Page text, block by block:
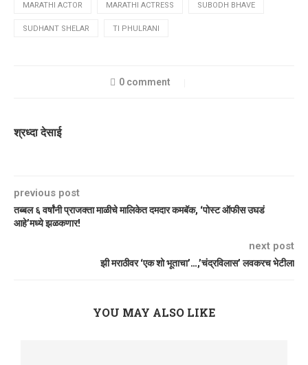
MARATHI ACTOR MARATHI ACTRESS SUBODH BHAVE
SUDHANT SHELAR TI PHULRANI
0 comment
श्रध्दा देसाई
previous post
तब्बल ६ वर्षांनी प्राजक्ता माळीचे मालिकेत दमदार कमबॅक, ‘पोस्ट ऑफीस उघडं
आहे’मध्ये झळकणार!
next post
झी मराठीवर ‘एक शो भूताचा’…,’चंद्रविलास’ लवकरच भेटीला
YOU MAY ALSO LIKE